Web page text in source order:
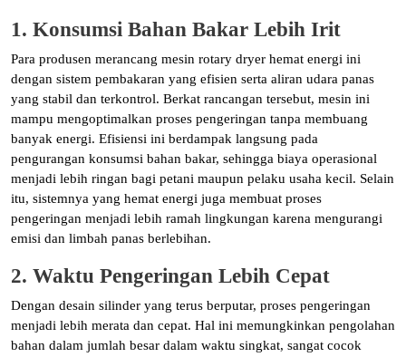
1. Konsumsi Bahan Bakar Lebih Irit
Para produsen merancang mesin rotary dryer hemat energi ini
dengan sistem pembakaran yang efisien serta aliran udara panas
yang stabil dan terkontrol. Berkat rancangan tersebut, mesin ini
mampu mengoptimalkan proses pengeringan tanpa membuang
banyak energi. Efisiensi ini berdampak langsung pada
pengurangan konsumsi bahan bakar, sehingga biaya operasional
menjadi lebih ringan bagi petani maupun pelaku usaha kecil. Selain
itu, sistemnya yang hemat energi juga membuat proses
pengeringan menjadi lebih ramah lingkungan karena mengurangi
emisi dan limbah panas berlebihan.
2. Waktu Pengeringan Lebih Cepat
Dengan desain silinder yang terus berputar, proses pengeringan
menjadi lebih merata dan cepat. Hal ini memungkinkan pengolahan
bahan dalam jumlah besar dalam waktu singkat, sangat cocok